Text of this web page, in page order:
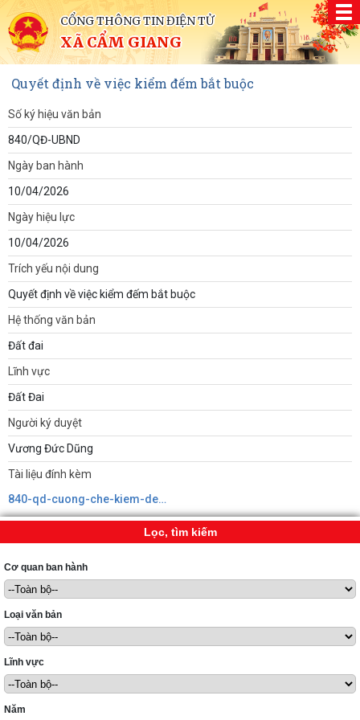
CỔNG THÔNG TIN ĐIỆN TỬ
XÃ CẨM GIANG
Quyết định về việc kiểm đếm bắt buộc
Số ký hiệu văn bản
840/QĐ-UBND
Ngày ban hành
10/04/2026
Ngày hiệu lực
10/04/2026
Trích yếu nội dung
Quyết định về việc kiểm đếm bắt buộc
Hệ thống văn bản
Đất đai
Lĩnh vực
Đất Đai
Người ký duyệt
Vương Đức Dũng
Tài liệu đính kèm
840-qd-cuong-che-kiem-dem-nghi.signed639118392086364091.pdf
Lọc, tìm kiếm
Cơ quan ban hành
Loại văn bản
Lĩnh vực
Năm